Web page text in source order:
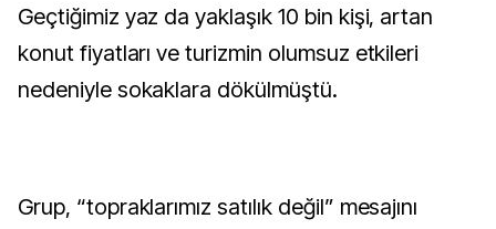
Geçtiğimiz yaz da yaklaşık 10 bin kişi, artan
konut fiyatları ve turizmin olumsuz etkileri
nedeniyle sokaklara dökülmüştü.
Grup, “topraklarımız satılık değil” mesajını